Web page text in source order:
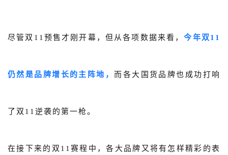
尽管双11预售才刚开幕，但从各项数据来看，今年双11
仍然是品牌增长的主阵地， 而各大国货品牌也成功打响
了双11逆袭的第一枪。
在接下来的双11赛程中，各大品牌又将有怎样精彩的表